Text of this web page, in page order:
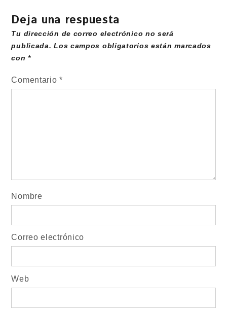
Deja una respuesta
Tu dirección de correo electrónico no será
publicada. Los campos obligatorios están marcados
con*
Comentario*
Nombre
Correo electrónico
Web